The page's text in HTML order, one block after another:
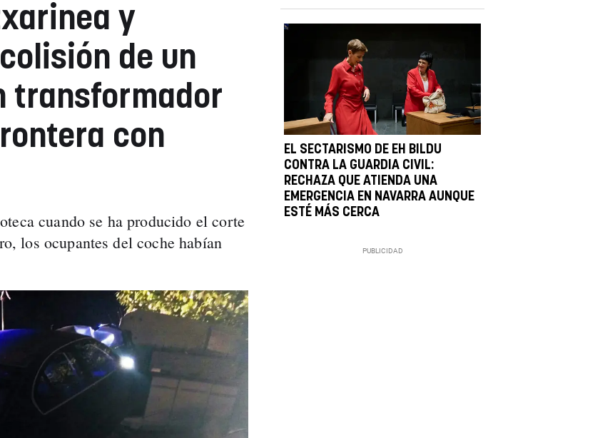
y
de un
transformador
con
cuando se ha producido el corte
los ocupantes del coche habían
EL SECTARISMO DE EH BILDU
CONTRA LA GUARDIA CIVIL:
RECHAZA QUE ATIENDA UNA
EMERGENCIA EN NAVARRA AUNQUE
ESTÉ MÁS CERCA